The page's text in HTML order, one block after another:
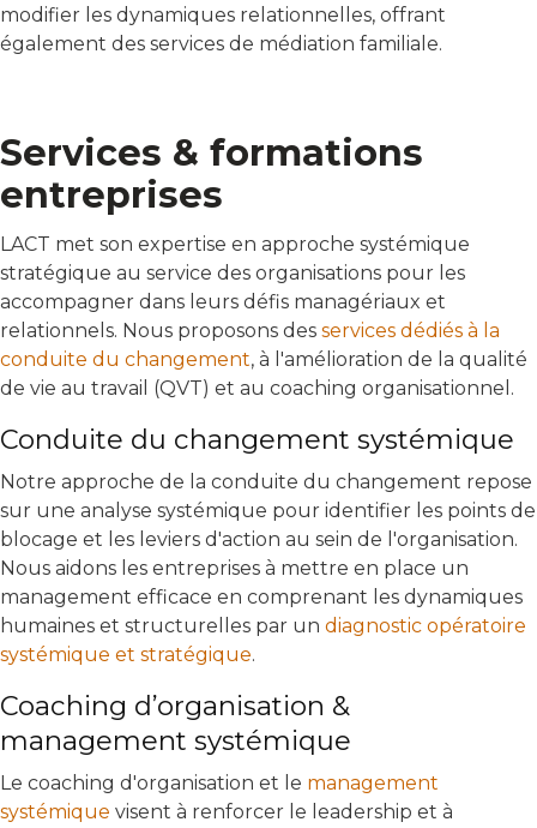
modifier les dynamiques relationnelles, offrant
également des services de médiation familiale.
Services & formations
entreprises
LACT met son expertise en approche systémique
stratégique au service des organisations pour les
accompagner dans leurs défis managériaux et
relationnels. Nous proposons des services dédiés à la
conduite du changement, à l'amélioration de la qualité
de vie au travail (QVT) et au coaching organisationnel.
Conduite du changement systémique
Notre approche de la conduite du changement repose
sur une analyse systémique pour identifier les points de
blocage et les leviers d'action au sein de l'organisation.
Nous aidons les entreprises à mettre en place un
management efficace en comprenant les dynamiques
humaines et structurelles par un diagnostic opératoire
systémique et stratégique.
Coaching d’organisation &
management systémique
Le coaching d'organisation et le management
systémique visent à renforcer le leadership et à